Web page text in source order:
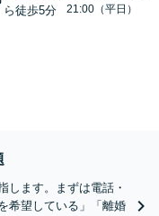
ら徒歩5分
21:00（平日）
します。まずは電話・
希望している」「離婚